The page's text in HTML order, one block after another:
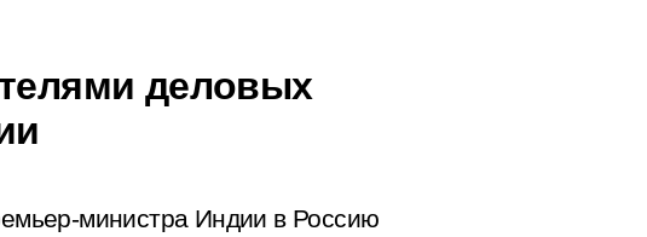
деловых
министра Индии в Россию